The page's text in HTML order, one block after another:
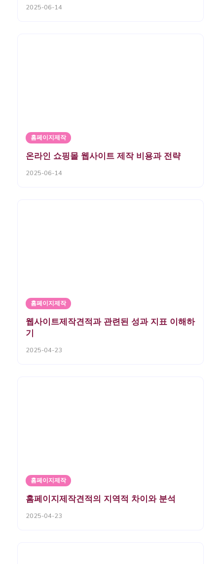
2025-06-14
홈페이지제작
온라인 쇼핑몰 웹사이트 제작 비용과 전략
2025-06-14
홈페이지제작
웹사이트제작견적과 관련된 성과 지표 이해하
기
2025-04-23
홈페이지제작
홈페이지제작견적의 지역적 차이와 분석
2025-04-23